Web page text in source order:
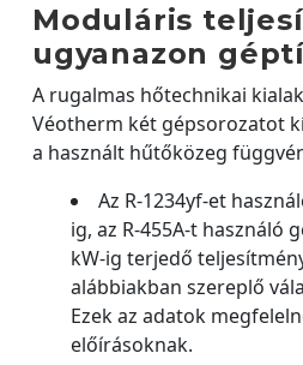
Moduláris
ugyanazon
A rugalmas hőtechnikai
Véotherm két gépsorozatot
a használt hűtőközeg
Az R-1234yf-et
ig, az R-455A-t használó
kW-ig terjedő
alábbiakban szereplő
Ezek az adatok
előírásoknak.